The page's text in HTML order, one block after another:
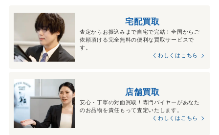
宅配買取
査定からお振込みまで自宅で完結！全国からご
依頼頂ける完全無料の便利な買取サービスで
す。
くわしくはこちら
店舗買取
安心・丁寧の対面買取！専門バイヤーがあなた
のお品物を責任もって査定いたします。
くわしくはこちら